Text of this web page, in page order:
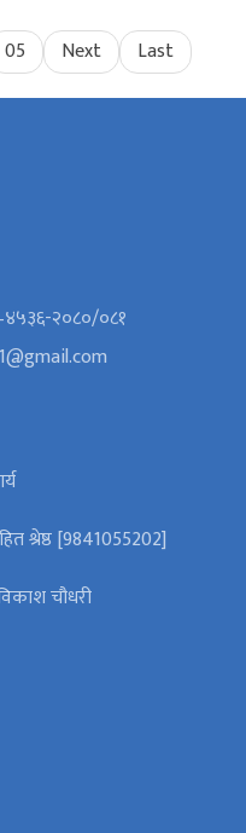
05 Next Last
२०८०/०८१
श्रेष्ठ [9841055202]
चौधरी